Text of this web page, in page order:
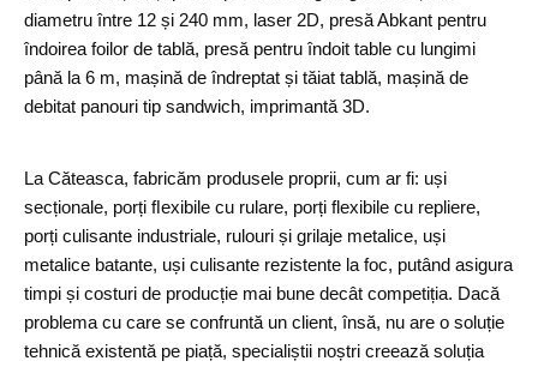
diametru între 12 și 240 mm, laser 2D, presă Abkant pentru
îndoirea foilor de tablă, presă pentru îndoit table cu lungimi
până la 6 m, mașină de îndreptat și tăiat tablă, mașină de
debitat panouri tip sandwich, imprimantă 3D.
La Căteasca, fabricăm produsele proprii, cum ar fi: uși
secționale, porți ﬂexibile cu rulare, porți flexibile cu repliere,
porți culisante industriale, rulouri și grilaje metalice, uși
metalice batante, uși culisante rezistente la foc, putând asigura
timpi și costuri de producție mai bune decât competiția. Dacă
problema cu care se confruntă un client, însă, nu are o soluție
tehnică existentă pe piață, specialiștii noștri creează soluția